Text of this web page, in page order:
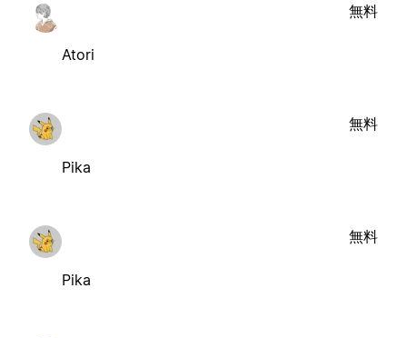
Atori
無料
Pika
無料
Pika
無料